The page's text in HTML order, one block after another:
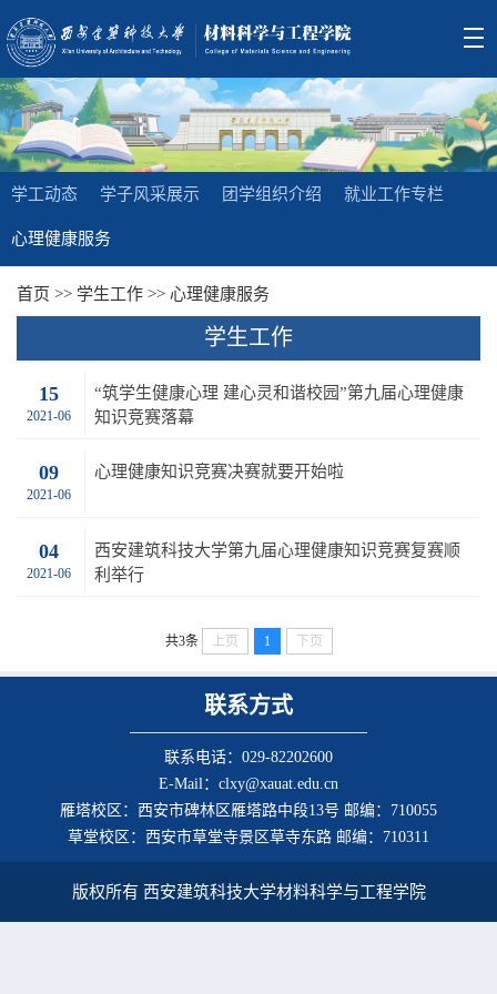
学工动态 学子风采展示 团学组织介绍 就业工作专栏
心理健康服务
首页 >> 学生工作 >> 心理健康服务
学生工作
15
2021-06
“筑学生健康心理 建心灵和谐校园”第九届心理健康
知识竞赛落幕
09
2021-06
心理健康知识竞赛决赛就要开始啦
04
2021-06
西安建筑科技大学第九届心理健康知识竞赛复赛顺
利举行
共3条 上页 1 下页
联系方式
联系电话：029-82202600
E-Mail：clxy@xauat.edu.cn
雁塔校区：西安市碑林区雁塔路中段13号 邮编：710055
草堂校区：西安市草堂寺景区草寺东路 邮编：710311
版权所有 西安建筑科技大学材料科学与工程学院